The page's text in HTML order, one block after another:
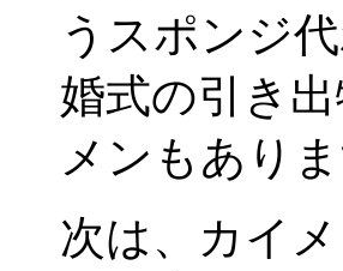
うスポンジ
婚式の引き
メンもあり
次は、カイ